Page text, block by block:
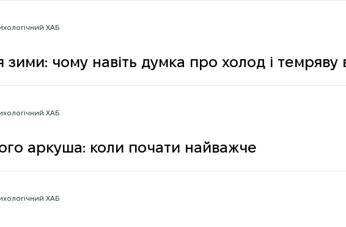
зими: чому навіть думка про холод і темряву
ХАБ
аркуша: коли почати найважче
ХАБ
ХАБ